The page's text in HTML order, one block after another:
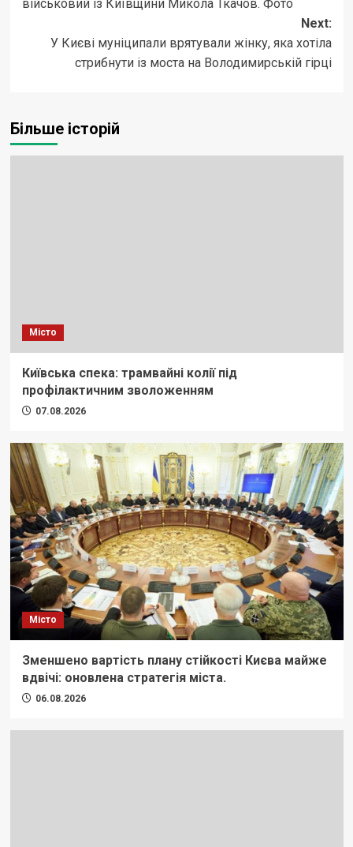
військовий із Київщини Микола Ткачов. Фото
Next:
У Києві муніципали врятували жінку, яка хотіла
стрибнути із моста на Володимирській гірці
Більше історій
Місто
Київська спека: трамвайні колії під
профілактичним зволоженням
07.08.2026
Місто
Зменшено вартість плану стійкості Києва майже
вдвічі: оновлена стратегія міста.
06.08.2026